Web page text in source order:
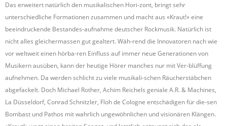
Das erweitert natürlich den musikalischen Hori-zont, bringt sehr
unterschiedliche Formationen zusammen und macht aus «Kraut!» eine
beeindruckende Bestandes-aufnahme deutscher Rockmusik. Natürlich ist
nicht alles gleichermassen gut gealtert. Wäh-rend die Innovatoren nach wie
vor weltweit einen hörba-ren Einfluss auf immer neue Generationen von
Musikern ausüben, kann der heutige Hörer manches nur mit Ver-blüffung
aufnehmen. Da werden schlicht zu viele musikali-schen Räucherstäbchen
abgefackelt. Doch Michael Rother, Achim Reichels geniale A.R. & Machines,
La Düsseldorf, Conrad Schnitzler, Floh de Cologne entschädigen für die-sen
Bombast und Pathos mit wahrlich ungewöhnlichen und visionären Klängen.